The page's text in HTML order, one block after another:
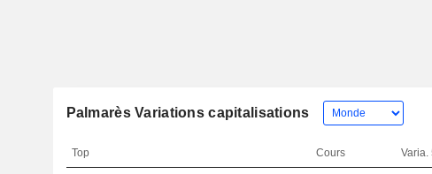
Palmarès Variations capitalisations
Top Cours Varia.